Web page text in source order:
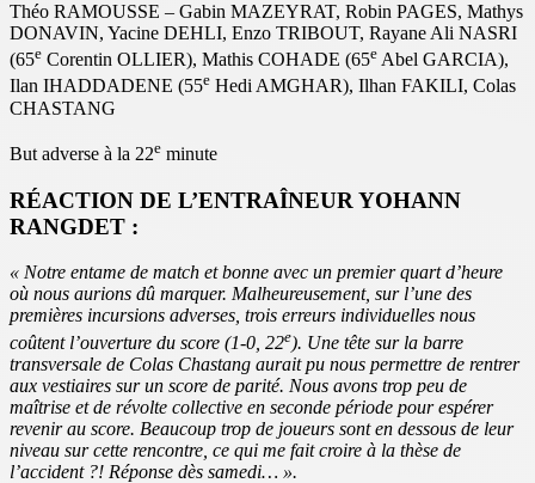
Théo RAMOUSSE – Gabin MAZEYRAT, Robin PAGES, Mathys
DONAVIN, Yacine DEHLI, Enzo TRIBOUT, Rayane Ali NASRI
(65e Corentin OLLIER), Mathis COHADE (65e Abel GARCIA),
Ilan IHADDADENE (55e Hedi AMGHAR), Ilhan FAKILI, Colas
CHASTANG
But adverse à la 22e minute
RÉACTION DE L’ENTRAÎNEUR YOHANN
RANGDET :
« Notre entame de match et bonne avec un premier quart d’heure
où nous aurions dû marquer. Malheureusement, sur l’une des
premières incursions adverses, trois erreurs individuelles nous
coûtent l’ouverture du score (1-0, 22e). Une tête sur la barre
transversale de Colas Chastang aurait pu nous permettre de rentrer
aux vestiaires sur un score de parité. Nous avons trop peu de
maîtrise et de révolte collective en seconde période pour espérer
revenir au score. Beaucoup trop de joueurs sont en dessous de leur
niveau sur cette rencontre, ce qui me fait croire à la thèse de
l’accident ?! Réponse dès samedi… ».